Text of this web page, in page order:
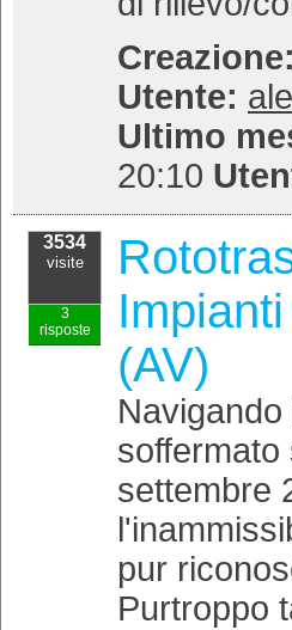
Creazione:
Utente:
Ultimo
20:10
3534
visite
3
risposte
(AV)
settembre
pur
Purtroppo